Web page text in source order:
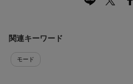
関連キーワード
モード